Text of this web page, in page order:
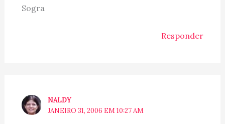
Sogra
Responder
NALDY
JANEIRO 31, 2006 EM 10:27 AM